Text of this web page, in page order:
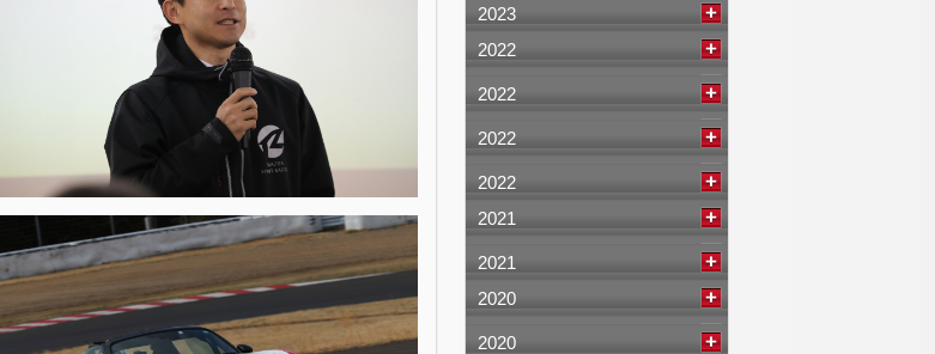
2023
2022
2022
2022
2022
2021
2021
2020
2020